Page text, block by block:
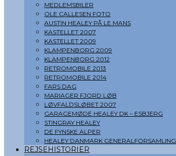
MEDLEMSBILER
OLE CALLESEN FOTO
AUSTIN HEALEY PÅ LE MANS
KASTELLET 2007
KASTELLET 2009
KLAMPENBORG 2009
KLAMPENBORG 2012
RETROMOBILE 2013
RETROMOBILE 2014
FARS DAG
MARIAGER FJORD LØB
LØVFALDSLØBET 2007
GARAGEMØDE HEALEY DK – ESBJERG
STINGRAY HEALEY
DE FYNSKE ALPER
HEALEY DANMARK GENERALFORSAMLING
REJSEHISTORIER